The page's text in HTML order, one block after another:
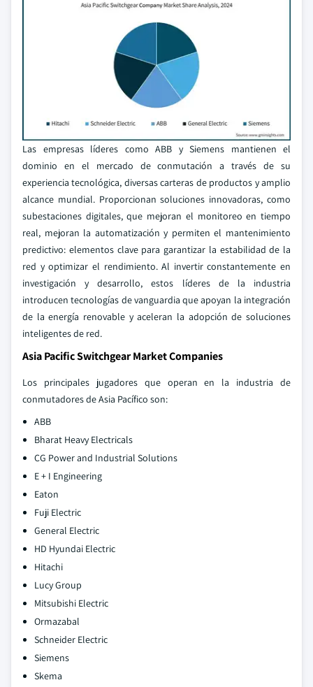
Las empresas líderes como ABB y Siemens mantienen el
dominio en el mercado de conmutación a través de su
experiencia tecnológica, diversas carteras de productos y amplio
alcance mundial. Proporcionan soluciones innovadoras, como
subestaciones digitales, que mejoran el monitoreo en tiempo
real, mejoran la automatización y permiten el mantenimiento
predictivo: elementos clave para garantizar la estabilidad de la
red y optimizar el rendimiento. Al invertir constantemente en
investigación y desarrollo, estos líderes de la industria
introducen tecnologías de vanguardia que apoyan la integración
de la energía renovable y aceleran la adopción de soluciones
inteligentes de red.
Asia Pacific Switchgear Market Companies
Los principales jugadores que operan en la industria de
conmutadores de Asia Pacífico son:
ABB
Bharat Heavy Electricals
CG Power and Industrial Solutions
E + I Engineering
Eaton
Fuji Electric
General Electric
HD Hyundai Electric
Hitachi
Lucy Group
Mitsubishi Electric
Ormazabal
Schneider Electric
Siemens
Skema